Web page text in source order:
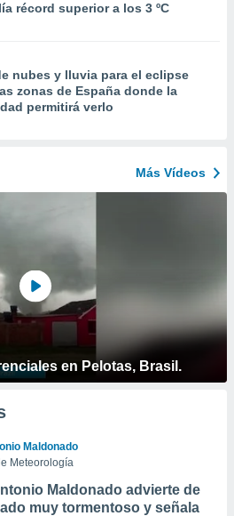
récord superior a los 3 ºC
nubes y lluvia para el eclipse
zonas de España donde la
permitirá verlo
Más Vídeos
en Pelotas, Brasil.
Maldonado
Meteorología
Maldonado advierte de
muy tormentoso y señala